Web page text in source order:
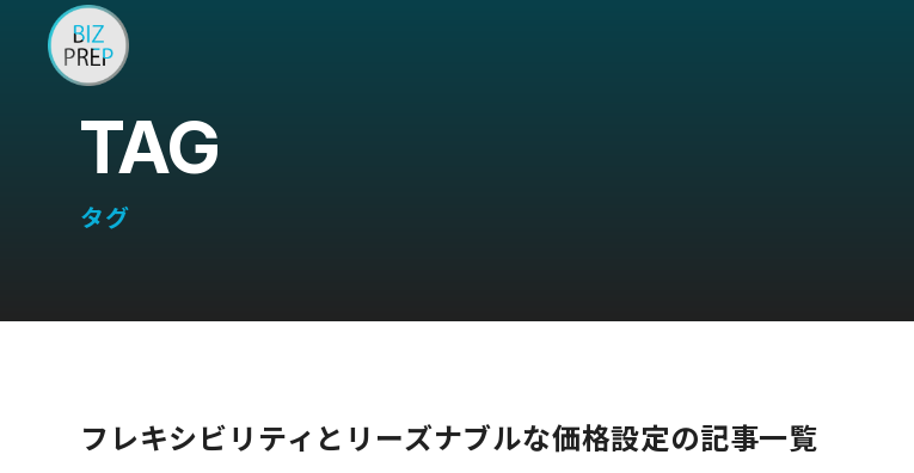
TAG
タグ
フレキシビリティとリーズナブルな価格設定の記事一覧